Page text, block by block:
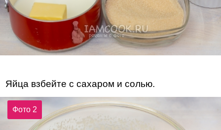
Яйца взбейте с сахаром и солью.
Фото 2